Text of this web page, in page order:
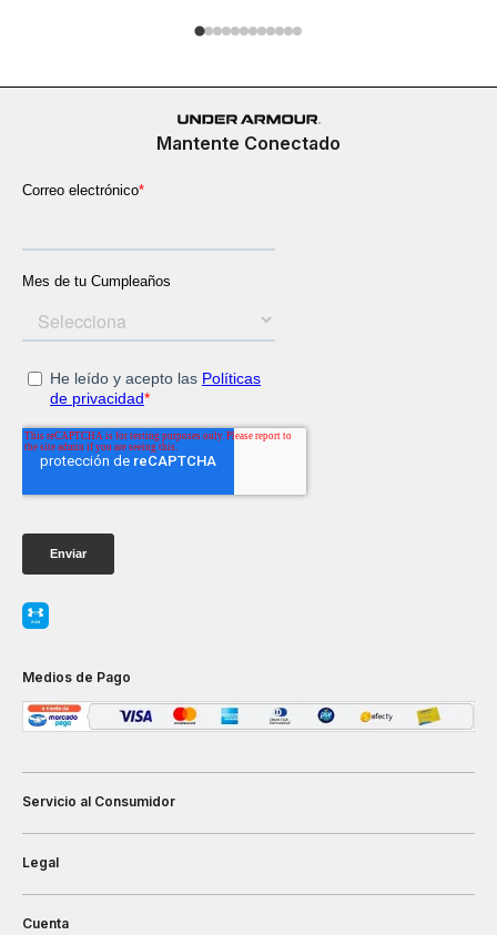
Mantente Conectado
Medios de Pago
Servicio al Consumidor
Legal
Cuenta